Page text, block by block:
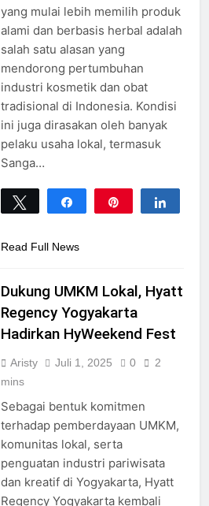
yang mulai lebih memilih produk
alami dan berbasis herbal adalah
salah satu alasan yang
mendorong pertumbuhan
industri kosmetik dan obat
tradisional di Indonesia. Kondisi
ini juga dirasakan oleh banyak
pelaku usaha lokal, termasuk
Sanga…
Tweet Share
Read Full News
Dukung UMKM Lokal, Hyatt
Regency Yogyakarta
Hadirkan HyWeekend Fest
Aristy Juli 1, 2025 0
2
mins
Sebagai bentuk komitmen
terhadap pemberdayaan UMKM,
komunitas lokal, serta
penguatan industri pariwisata
dan kreatif di Yogyakarta, Hyatt
Regency Yogyakarta kembali